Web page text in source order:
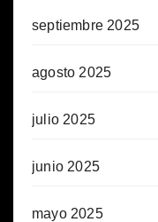
septiembre 2025
agosto 2025
julio 2025
junio 2025
mayo 2025